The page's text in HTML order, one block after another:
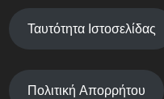
Ταυτότητα Ιστοσελίδας
Πολιτική Απορρήτου